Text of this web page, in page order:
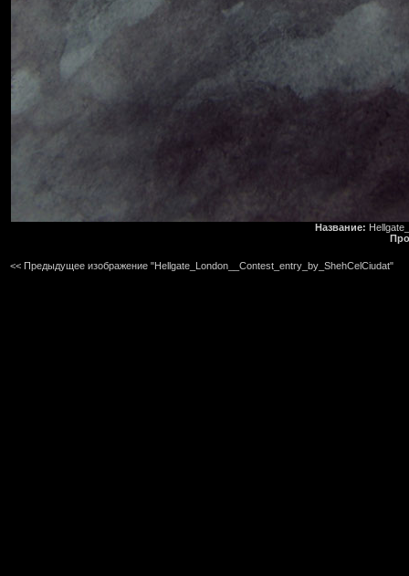
Название:
<< Предыдущее изображение "Hellgate_London__Contest_entry_by_ShehCelCiudat"